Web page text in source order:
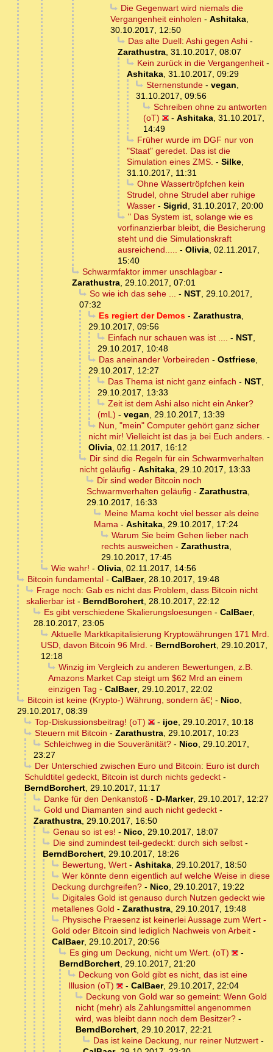
Die Gegenwart wird niemals die
Vergangenheit einholen - Ashitaka,
30.10.2017, 12:50
Das alte Duell: Ashi gegen Ashi-
Zarathustra, 31.10.2017, 08:07
Kein zurück in die Vergangenheit-
Ashitaka, 31.10.2017, 09:29
Sternenstunde- vegan,
31.10.2017, 09:56
Schreiben ohne zu antworten
(oT)
- Ashitaka, 31.10.2017,
14:49
Früher wurde im DGF nur von
"Staat" geredet. Das ist die
Simulation eines ZMS. - Silke,
31.10.2017, 11:31
Ohne Wassertröpfchen kein
Strudel, ohne Strudel aber ruhige
Wasser - Sigrid, 31.10.2017, 20:00
" Das System ist, solange wie es
vorfinanzierbar bleibt, die Besicherung
steht und die Simulationskraft
ausreichend..... - Olivia, 02.11.2017,
15:40
Schwarmfaktor immer unschlagbar-
Zarathustra, 29.10.2017, 07:01
So wie ich das sehe ... - NST, 29.10.2017,
07:32
Es regiert der Demos- Zarathustra,
29.10.2017, 09:56
Einfach nur schauen was ist .... - NST,
29.10.2017, 10:48
Das aneinander Vorbeireden - Ostfriese,
29.10.2017, 12:27
Das Thema ist nicht ganz einfach - NST,
29.10.2017, 13:33
Zeit ist dem Ashi also nicht ein Anker?
(mL) - vegan, 29.10.2017, 13:39
Nun, "mein" Computer gehört ganz sicher
nicht mir! Vielleicht ist das ja bei Euch anders. -
Olivia, 02.11.2017, 16:12
Dir sind die Regeln für ein Schwarmverhalten
nicht geläufig - Ashitaka, 29.10.2017, 13:33
Dir sind weder Bitcoin noch
Schwarmverhalten geläufig - Zarathustra,
29.10.2017, 16:33
Meine Mama kocht viel besser als deine
Mama - Ashitaka, 29.10.2017, 17:24
Warum Sie beim Gehen lieber nach
rechts ausweichen - Zarathustra,
29.10.2017, 17:45
Wie wahr! - Olivia, 02.11.2017, 14:56
Bitcoin fundamental- CalBaer, 28.10.2017, 19:48
Frage noch: Gab es nicht das Problem, dass Bitcoin nicht
skalierbar ist - BerndBorchert, 28.10.2017, 22:12
Es gibt verschiedene Skalierungsloesungen - CalBaer,
28.10.2017, 23:05
Aktuelle Marktkapitalisierung Kryptowährungen 171 Mrd.
USD, davon Bitcoin 96 Mrd. - BerndBorchert, 29.10.2017,
12:18
Winzig im Vergleich zu anderen Bewertungen, z.B.
Amazons Market Cap steigt um $62 Mrd an einem
einzigen Tag - CalBaer, 29.10.2017, 22:02
Bitcoin ist keine (Krypto-) Währung, sondern â€¦ - Nico,
29.10.2017, 08:39
Top-Diskussionsbeitrag! (oT)
- ijoe, 29.10.2017, 10:18
Steuern mit Bitcoin - Zarathustra, 29.10.2017, 10:23
Schleichweg in die Souveränität?- Nico, 29.10.2017,
23:27
Der Unterschied zwischen Euro und Bitcoin: Euro ist durch
Schuldtitel gedeckt, Bitcoin ist durch nichts gedeckt -
BerndBorchert, 29.10.2017, 11:17
Danke für den Denkanstoß - D-Marker, 29.10.2017, 12:27
Gold und Diamanten sind auch nicht gedeckt-
Zarathustra, 29.10.2017, 16:50
Genau so ist es! - Nico, 29.10.2017, 18:07
Die sind zumindest teil-gedeckt: durch sich selbst-
BerndBorchert, 29.10.2017, 18:26
Bewertung, Wert- Ashitaka, 29.10.2017, 18:50
Wer könnte denn eigentlich auf welche Weise in diese
Deckung durchgreifen? - Nico, 29.10.2017, 19:22
Digitales Gold ist genauso durch Nutzen gedeckt wie
metallenes Gold - Zarathustra, 29.10.2017, 19:48
Physische Praesenz ist keinerlei Aussage zum Wert -
Gold oder Bitcoin sind lediglich Nachweis von Arbeit -
CalBaer, 29.10.2017, 20:56
Es ging um Deckung, nicht um Wert. (oT)
-
BerndBorchert, 29.10.2017, 21:20
Deckung von Gold gibt es nicht, das ist eine
Illusion (oT)
- CalBaer, 29.10.2017, 22:04
Deckung von Gold war so gemeint: Wenn Gold
nicht (mehr) als Zahlungsmittel angenommen
wird, was bleibt dann noch dem Besitzer? -
BerndBorchert, 29.10.2017, 22:21
Das ist keine Deckung, nur reiner Nutzwert-